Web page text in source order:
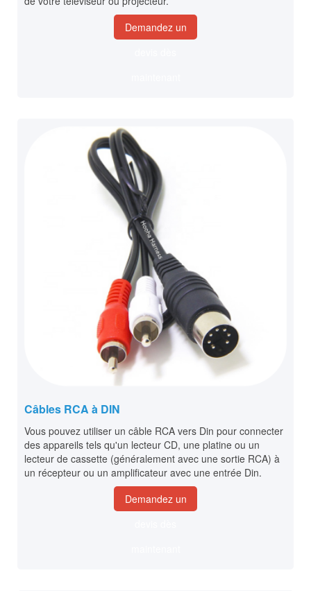
Demandez un
Câbles RCA à DIN
Vous pouvez utiliser un câble RCA vers Din pour connecter
des appareils tels qu'un lecteur CD, une platine ou un
lecteur de cassette (généralement avec une sortie RCA) à
un récepteur ou un amplificateur avec une entrée Din.
Demandez un